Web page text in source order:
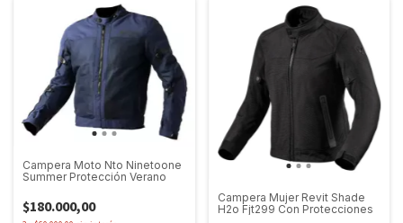
Campera Moto Nto Ninetoone
Summer Protección Verano
$180.000,00
Campera Mujer Revit Shade
H2o Fjt299 Con Protecciones